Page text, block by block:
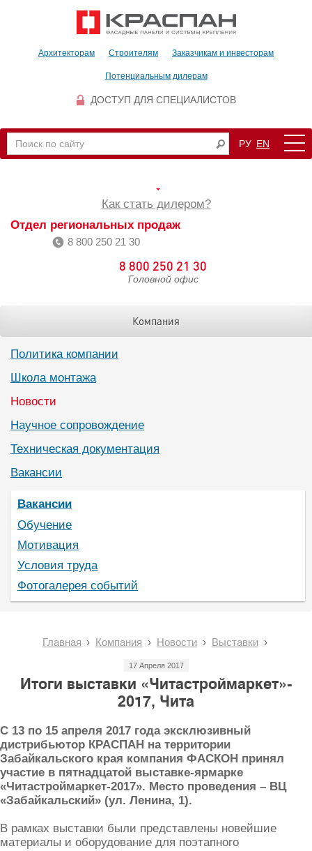
Архитекторам Строителям Заказчикам и инвесторам
Потенциальным дилерам
ДОСТУП ДЛЯ СПЕЦИАЛИСТОВ
РУ EN
Как стать дилером?
Отдел региональных продаж
8 800 250 21 30
8 800 250 21 30
Головной офис
Компания
Политика компании
Школа монтажа
Новости
Научное сопровождение
Техническая документация
Вакансии
Вакансии
Обучение
Мотивация
Условия труда
Фотогалерея событий
Главная Компания Новости Выставки
17 Апреля 2017
Итоги выставки «Читастроймаркет»-
2017, Чита
С 13 по 15 апреля 2017 года эксклюзивный
дистрибьютор КРАСПАН на территории
Забайкальского края компания ФАСКОН принял
участие в пятнадцатой выставке-ярмарке
«Читастроймаркет-2017». Место проведения – ВЦ
«Забайкальский» (ул. Ленина, 1).
В рамках выставки были представлены новейшие
материалы и оборудование для поэтапного